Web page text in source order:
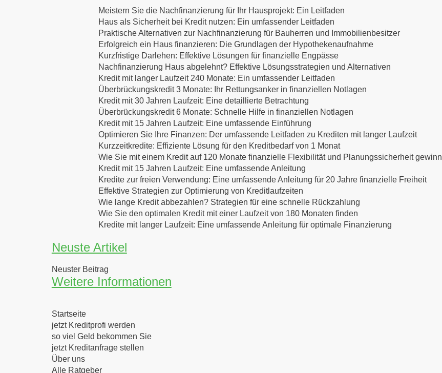
Meistern Sie die Nachfinanzierung für Ihr Hausprojekt: Ein Leitfaden
Haus als Sicherheit bei Kredit nutzen: Ein umfassender Leitfaden
Praktische Alternativen zur Nachfinanzierung für Bauherren und Immobilienbesitzer
Erfolgreich ein Haus finanzieren: Die Grundlagen der Hypothekenaufnahme
Kurzfristige Darlehen: Effektive Lösungen für finanzielle Engpässe
Nachfinanzierung Haus abgelehnt? Effektive Lösungsstrategien und Alternativen
Kredit mit langer Laufzeit 240 Monate: Ein umfassender Leitfaden
Überbrückungskredit 3 Monate: Ihr Rettungsanker in finanziellen Notlagen
Kredit mit 30 Jahren Laufzeit: Eine detaillierte Betrachtung
Überbrückungskredit 6 Monate: Schnelle Hilfe in finanziellen Notlagen
Kredit mit 15 Jahren Laufzeit: Eine umfassende Einführung
Optimieren Sie Ihre Finanzen: Der umfassende Leitfaden zu Krediten mit langer Laufzeit
Kurzzeitkredite: Effiziente Lösung für den Kreditbedarf von 1 Monat
Wie Sie mit einem Kredit auf 120 Monate finanzielle Flexibilität und Planungssicherheit
Kredit mit 15 Jahren Laufzeit: Eine umfassende Anleitung
Kredite zur freien Verwendung: Eine umfassende Anleitung für 20 Jahre finanzielle Freiheit
Effektive Strategien zur Optimierung von Kreditlaufzeiten
Wie lange Kredit abbezahlen? Strategien für eine schnelle Rückzahlung
Wie Sie den optimalen Kredit mit einer Laufzeit von 180 Monaten finden
Kredite mit langer Laufzeit: Eine umfassende Anleitung für optimale Finanzierung
Neuste Artikel
Neuster Beitrag
Weitere Informationen
Startseite
jetzt Kreditprofi werden
so viel Geld bekommen Sie
jetzt Kreditanfrage stellen
Über uns
Alle Ratgeber